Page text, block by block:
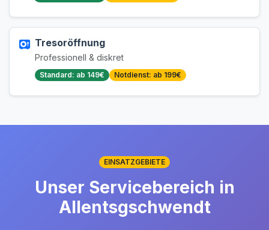
Tresoröffnung
Professionell & diskret
Standard: ab 149€ Notdienst: ab 199€
EINSATZGEBIETE
Unser Servicebereich in
Allentsgschwendt